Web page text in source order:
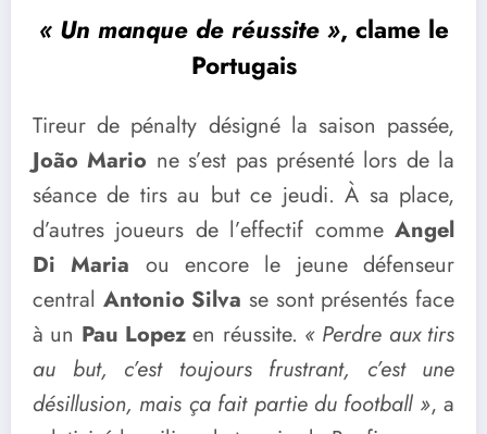
« Un manque de réussite », clame le
Portugais
Tireur de pénalty désigné la saison passée,
João Mario ne s’est pas présenté lors de la
séance de tirs au but ce jeudi. À sa place,
d’autres joueurs de l’effectif commeAngel
Di Maria ou encore le jeune défenseur
central Antonio Silva se sont présentés face
à un Pau Lopez en réussite. « Perdre aux tirs
au but, c’est toujours frustrant, c’est une
désillusion, mais ça fait partie du football », a